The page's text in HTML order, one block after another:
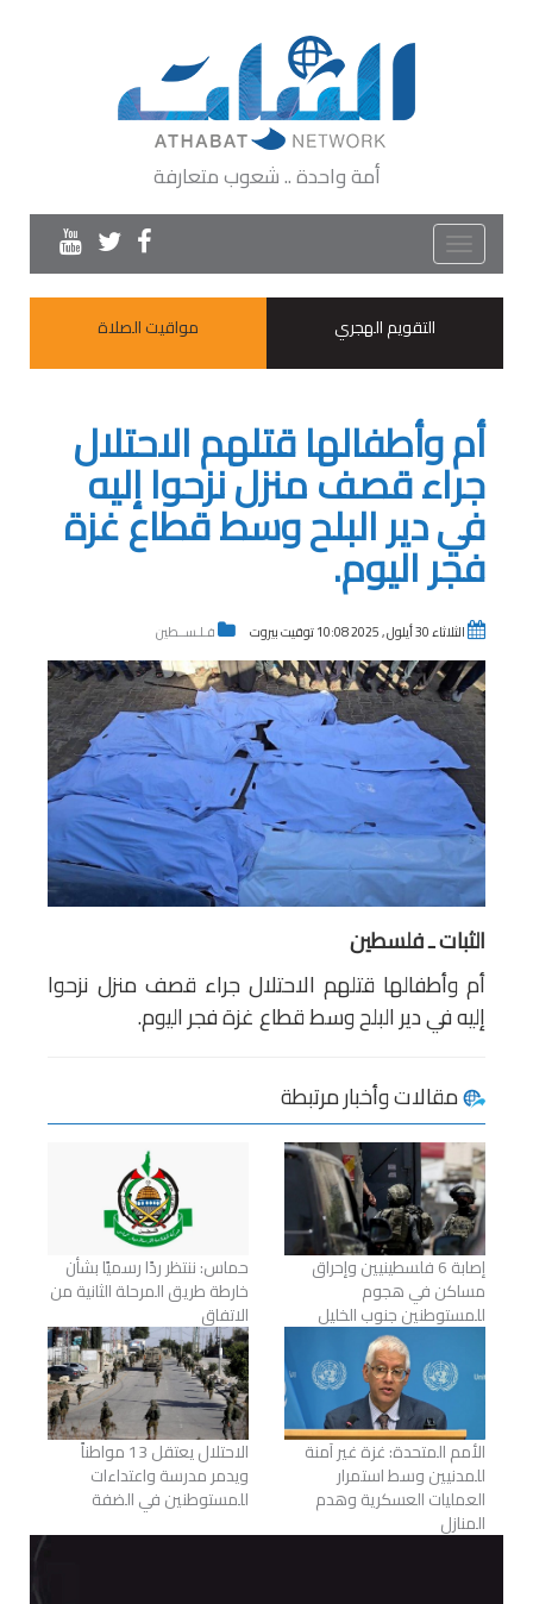
أمة واحدة .. شعوب متعارفة
Toggle
navigation
التقويم الهجري
مواقيت الصلاة
أم وأطفالها قتلهم الاحتلال
جراء قصف منزل نزحوا إليه
في دير البلح وسط قطاع غزة
فجر اليوم.
الثلاثاء 30 أيلول , 2025 10:08 توقيت بيروت فـلـســطين
الثبات ـ فلسطين
أم وأطفالها قتلهم الاحتلال جراء قصف منزل نزحوا
إليه في دير البلح وسط قطاع غزة فجر اليوم.
مقالات وأخبار مرتبطة
إصابة 6 فلسطينيين وإحراق
مساكن في هجوم
للمستوطنين جنوب الخليل
حماس: ننتظر ردًا رسميًا بشأن
خارطة طريق المرحلة الثانية من
الاتفاق
الأمم المتحدة: غزة غير آمنة
للمدنيين وسط استمرار
العمليات العسكرية وهدم
المنازل
الاحتلال يعتقل 13 مواطناً
ويدمر مدرسة واعتداءات
للمستوطنين في الضفة